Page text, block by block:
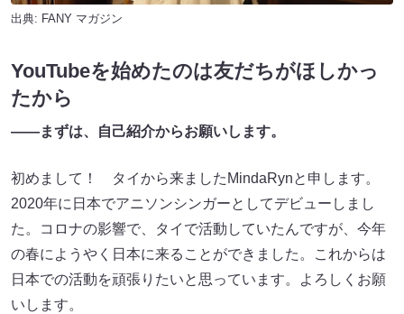
出典: FANY マガジン
YouTubeを始めたのは友だちがほしかっ
たから
――まずは、自己紹介からお願いします。
初めまして！ タイから来ましたMindaRynと申します。
2020年に日本でアニソンシンガーとしてデビューしまし
た。コロナの影響で、タイで活動していたんですが、今年
の春にようやく日本に来ることができました。これからは
日本での活動を頑張りたいと思っています。よろしくお願
いします。